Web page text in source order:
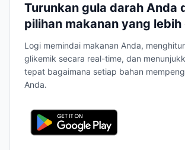
Turunkan gula darah Anda
pilihan makanan yang
Logi memindai makanan Anda,
glikemik secara real-time, dan
tepat bagaimana setiap bahan
Anda.